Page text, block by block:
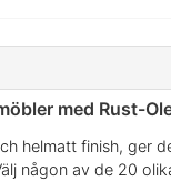
med Rust-
helmatt finish, ger
någon av de 20